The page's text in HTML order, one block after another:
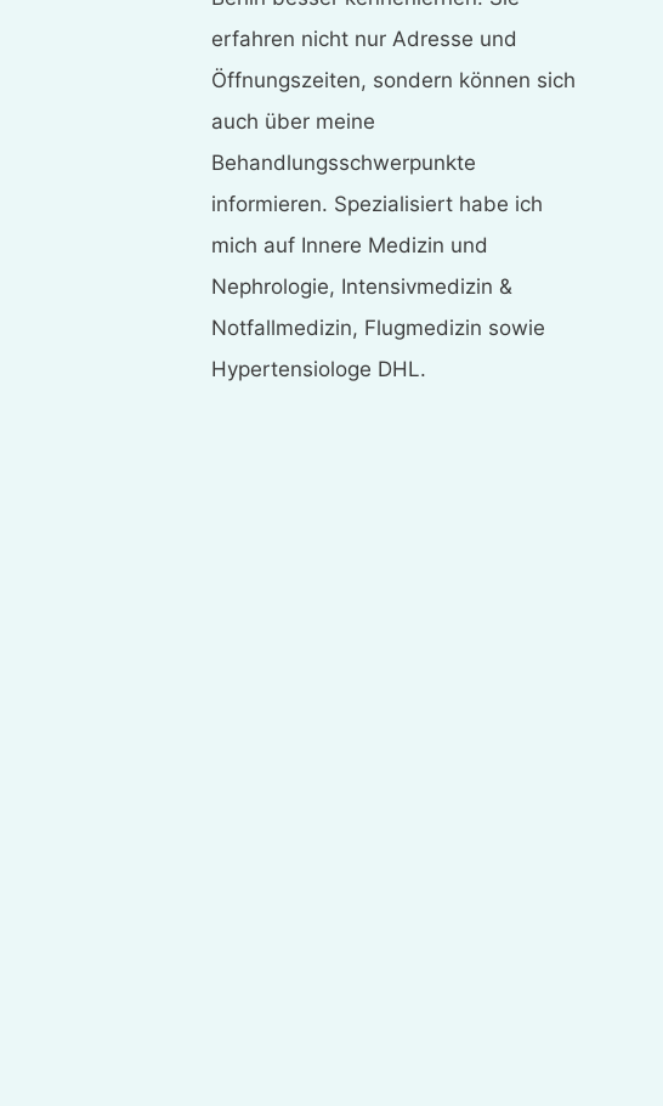
erfahren nicht nur Adresse und
Öffnungszeiten, sondern können sich
auch über meine
Behandlungsschwerpunkte
informieren. Spezialisiert habe ich
mich auf Innere Medizin und
Nephrologie, Intensivmedizin &
Notfallmedizin, Flugmedizin sowie
Hypertensiologe DHL.